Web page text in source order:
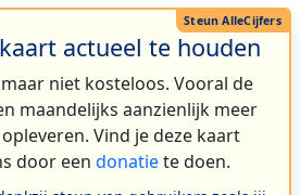
actueel te houden
niet kosteloos. Vooral de
maandelijks aanzienlijk meer
Vind je deze kaart
door een donatiete doen.